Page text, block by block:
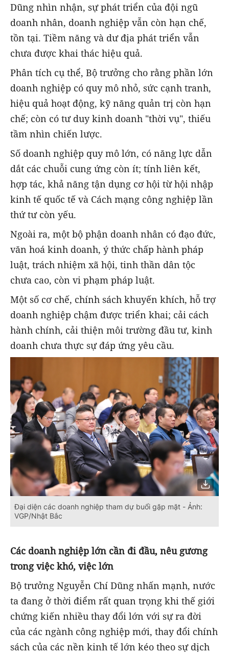
Dũng nhìn nhận, sự phát triển của đội ngũ
doanh nhân, doanh nghiệp vẫn còn hạn chế,
tồn tại. Tiềm năng và dư địa phát triển vẫn
chưa được khai thác hiệu quả.
Phân tích cụ thể, Bộ trưởng cho rằng phần lớn
doanh nghiệp có quy mô nhỏ, sức cạnh tranh,
hiệu quả hoạt động, kỹ năng quản trị còn hạn
chế; còn có tư duy kinh doanh "thời vụ", thiếu
tầm nhìn chiến lược.
Số doanh nghiệp quy mô lớn, có năng lực dẫn
dắt các chuỗi cung ứng còn ít; tính liên kết,
hợp tác, khả năng tận dụng cơ hội từ hội nhập
kinh tế quốc tế và Cách mạng công nghiệp lần
thứ tư còn yếu.
Ngoài ra, một bộ phận doanh nhân có đạo đức,
văn hoá kinh doanh, ý thức chấp hành pháp
luật, trách nhiệm xã hội, tinh thần dân tộc
chưa cao, còn vi phạm pháp luật.
Một số cơ chế, chính sách khuyến khích, hỗ trợ
doanh nghiệp chậm được triển khai; cải cách
hành chính, cải thiện môi trường đầu tư, kinh
doanh chưa thực sự đáp ứng yêu cầu.
Đại diện các doanh nghiệp tham dự buổi gặp mặt - Ảnh:
VGP/Nhật Bắc
Các doanh nghiệp lớn cần đi đầu, nêu gương
trong việc khó, việc lớn
Bộ trưởng Nguyễn Chí Dũng nhấn mạnh, nước
ta đang ở thời điểm rất quan trọng khi thế giới
chứng kiến nhiều thay đổi lớn với sự ra đời
của các ngành công nghiệp mới, thay đổi chính
sách của các nền kinh tế lớn kéo theo sự dịch